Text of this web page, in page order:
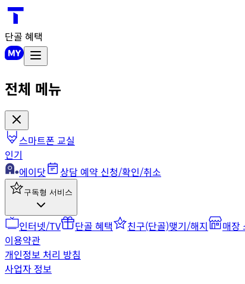
단골 혜택
전체 메뉴
스마트폰 교실
인기
에이닷
상담 예약 신청/확인/취소
구독형 서비스
인터넷/TV 단골 혜택 친구(단골)맺기/해지
매장
이용약관
개인정보 처리 방침
사업자 정보